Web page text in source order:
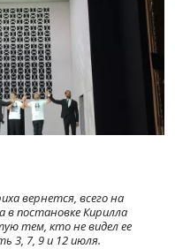
вернется, всего на
в постановке Кирилла
тем, кто не видел ее
3, 7, 9 и 12 июля.